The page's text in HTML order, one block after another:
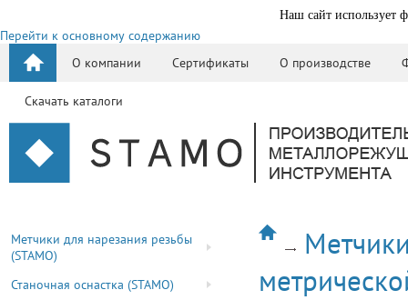
Наш сайт использует
Перейти к основному содержанию
О компании
Сертификаты О производстве
Скачать каталоги
Метчики для нарезания резьбы
(STAMO)
Станочная оснастка (STAMO)